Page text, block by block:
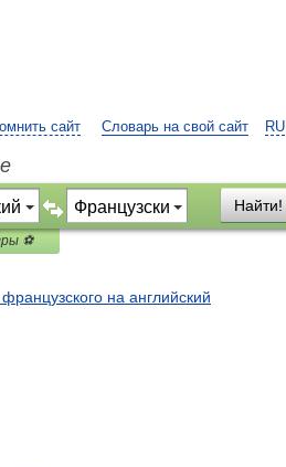
RU
сайт Словарь на свой сайт
Найти!
⚽
на английский